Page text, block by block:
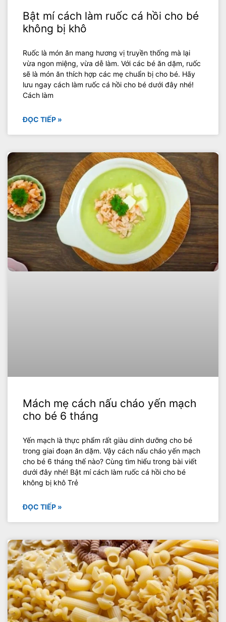
Bật mí cách làm ruốc cá hồi cho bé
không bị khô
Ruốc là món ăn mang hương vị truyền thống mà lại
vừa ngon miệng, vừa dễ làm. Với các bé ăn dặm, ruốc
sẽ là món ăn thích hợp các mẹ chuẩn bị cho bé. Hãy
lưu ngay cách làm ruốc cá hồi cho bé dưới đây nhé!
Cách làm
ĐỌC TIẾP »
Mách mẹ cách nấu cháo yến mạch
cho bé 6 tháng
Yến mạch là thực phẩm rất giàu dinh dưỡng cho bé
trong giai đoạn ăn dặm. Vậy cách nấu cháo yến mạch
cho bé 6 tháng thế nào? Cùng tìm hiểu trong bài viết
dưới đây nhé! Bật mí cách làm ruốc cá hồi cho bé
không bị khô Trẻ
ĐỌC TIẾP »